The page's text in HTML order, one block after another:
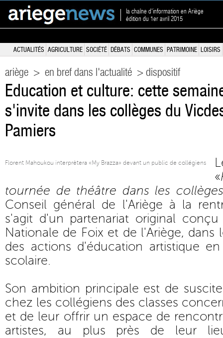
la chaîne d'information en Ariège
édition du 1er avril 2015
ACTUALITÉS AGRICULTURE SOCIÉTÉ DÉBATS COMMUNES PATRIMOINE LOISIRS
ariège > en bref dans l'actualité > dispositif
Education et culture: cette
s'invite dans les collèges du
Pamiers
Florent Mahoukou interprètera «My Brazza» devant un public de collégiens
«
tournée de théâtre dans les collèges
Conseil général de l'Ariège à la
s'agit d'un partenariat original conçu
Nationale de Foix et de l'Ariège, dans
des actions d'éducation artistique
scolaire.
Son ambition principale est de
chez les collégiens des classes
et de leur offrir un espace de
artistes, au plus près de leur